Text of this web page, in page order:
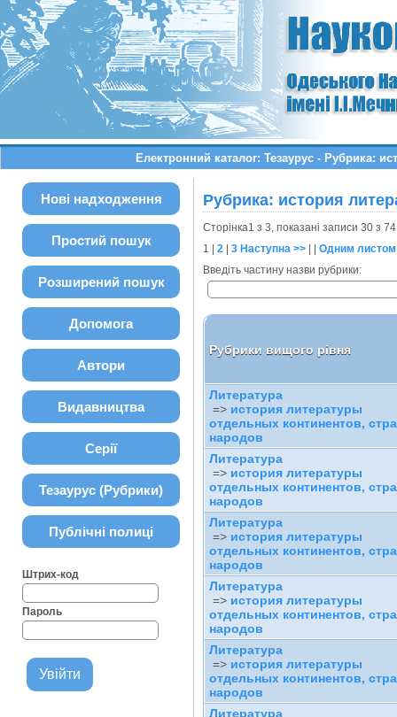
Електронний каталог: Тезаурус - Рубрика:
Нові надходження
Простий пошук
Розширений пошук
Допомога
Автори
Видавництва
Серії
Тезаурус (Рубрики)
Публічні полиці
Штрих-код
Пароль
Рубрика: история
Сторінка1 з 3, показані записи 30 з 74
1
2| 3 Наступна >>| | Одним листом
Введіть частину назви рубрики:
Рубрики вищого рівня
Литература
=> история литературы
отдельных континентов,
народов
Литература
=> история литературы
отдельных континентов,
народов
Литература
=> история литературы
отдельных континентов,
народов
Литература
=> история литературы
отдельных континентов,
народов
Литература
=> история литературы
отдельных континентов,
народов
Литература